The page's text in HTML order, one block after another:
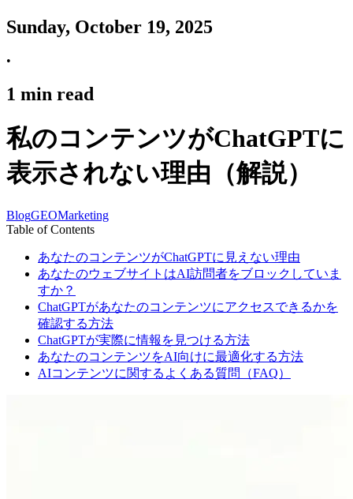
Sunday, October 19, 2025
•
1 min read
私のコンテンツがChatGPTに
表示されない理由（解説）
BlogGEOMarketing
Table of Contents
あなたのコンテンツがChatGPTに見えない理由
あなたのウェブサイトはAI訪問者をブロックしていま
すか？
ChatGPTがあなたのコンテンツにアクセスできるかを
確認する方法
ChatGPTが実際に情報を見つける方法
あなたのコンテンツをAI向けに最適化する方法
AIコンテンツに関するよくある質問（FAQ）